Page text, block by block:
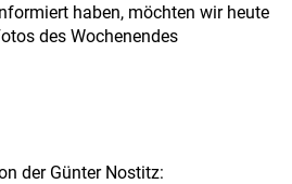
haben, möchten wir heute
des Wochenendes
der Günter Nostitz: